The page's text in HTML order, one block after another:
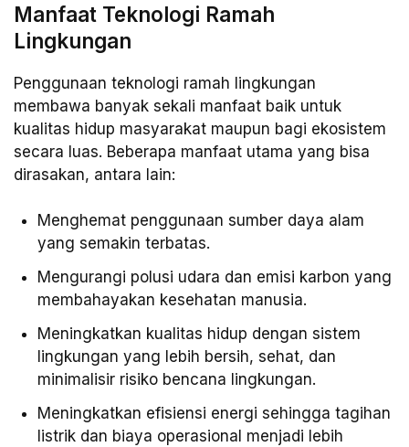
Manfaat Teknologi Ramah
Lingkungan
Penggunaan teknologi ramah lingkungan
membawa banyak sekali manfaat baik untuk
kualitas hidup masyarakat maupun bagi ekosistem
secara luas. Beberapa manfaat utama yang bisa
dirasakan, antara lain:
Menghemat penggunaan sumber daya alam
yang semakin terbatas.
Mengurangi polusi udara dan emisi karbon yang
membahayakan kesehatan manusia.
Meningkatkan kualitas hidup dengan sistem
lingkungan yang lebih bersih, sehat, dan
minimalisir risiko bencana lingkungan.
Meningkatkan efisiensi energi sehingga tagihan
listrik dan biaya operasional menjadi lebih